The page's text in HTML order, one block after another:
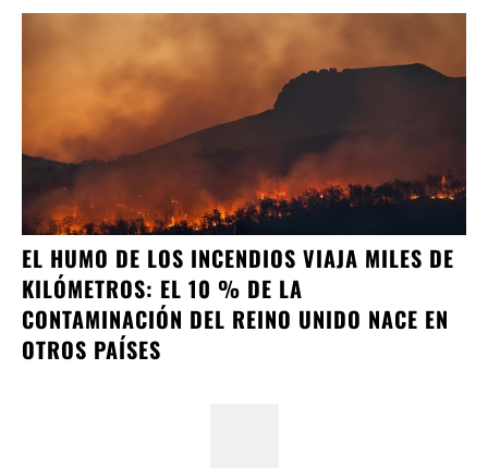
EL HUMO DE LOS INCENDIOS VIAJA MILES DE
KILÓMETROS: EL 10 % DE LA
CONTAMINACIÓN DEL REINO UNIDO NACE EN
OTROS PAÍSES